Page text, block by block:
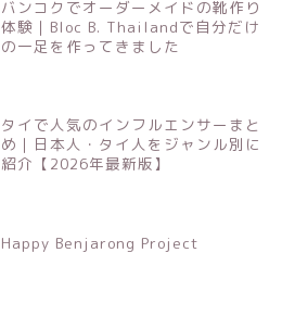
バンコクでオーダーメイドの靴作り
体験｜Bloc B. Thailandで自分だけ
の一足を作ってきました
タイで人気のインフルエンサーまと
め｜日本人・タイ人をジャンル別に
紹介【2026年最新版】
Happy Benjarong Project